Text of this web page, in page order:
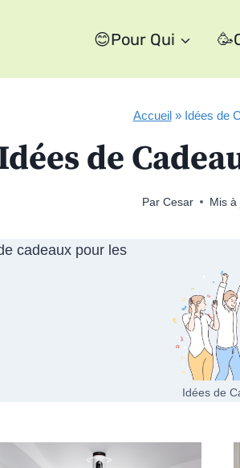
😊Pour Qui
Accueil» Idées de
de
Par Cesar Mis à
cadeaux pour les
Idées de